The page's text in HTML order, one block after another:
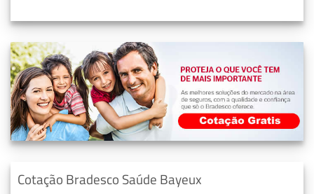
Cotação Bradesco Saúde Bayeux